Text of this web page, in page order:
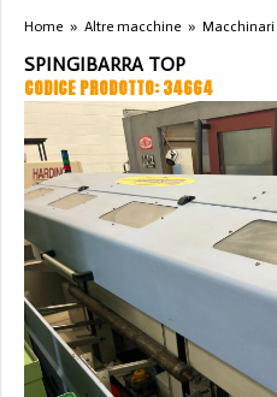
Home » Altre macchine » Macchinari
SPINGIBARRA TOP
CODICE PRODOTTO: 34664